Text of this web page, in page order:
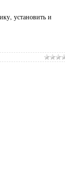
установить и